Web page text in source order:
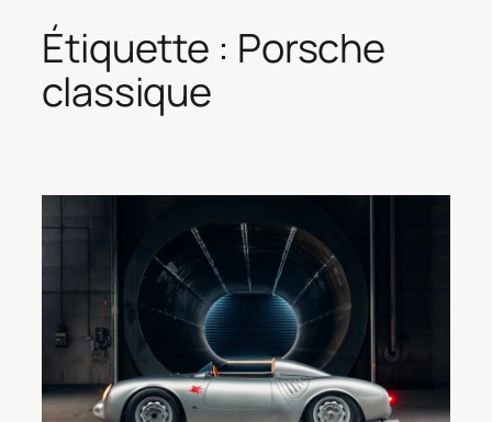
Étiquette : Porsche
classique